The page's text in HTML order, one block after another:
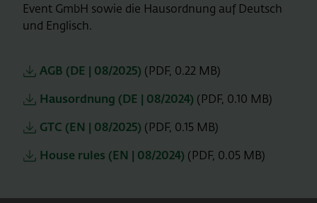
Event GmbH sowie die Hausordnung auf Deutsch
und Englisch.
AGB (DE | 08/2025) (PDF, 0.22 MB)
Hausordnung (DE | 08/2024) (PDF, 0.10 MB)
GTC (EN | 08/2025) (PDF, 0.15 MB)
House rules (EN | 08/2024) (PDF, 0.05 MB)